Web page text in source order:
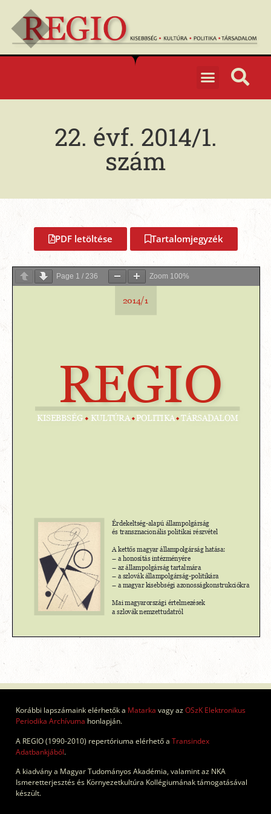
22. évf. 2014/1.
szám
PDF letöltése Tartalomjegyzék
Page 1 / 236 Zoom 100%
Korábbi lapszámaink elérhetők a Matarka vagy azOSzK Elektronikus
Periodika Archívuma honlapján.
A REGIO (1990-2010) repertóriuma elérhető a Transindex
Adatbankjából.
A kiadvány a Magyar Tudományos Akadémia, valamint az NKA
Ismeretterjesztés és Környezetkultúra Kollégiumának támogatásával
készült.